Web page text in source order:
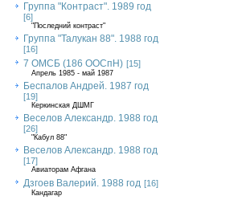
Группа "Контраст". 1989 год
[6]
"Последний контраст"
Группа "Талукан 88". 1988 год
[16]
7 ОМСБ (186 ООСпН) [15]
Апрель 1985 - май 1987
Беспалов Андрей. 1987 год
[19]
Керкинская ДШМГ
Веселов Александр. 1988 год
[26]
"Кабул 88"
Веселов Александр. 1988 год
[17]
Авиаторам Афгана
Дзгоев Валерий. 1988 год [16]
Кандагар